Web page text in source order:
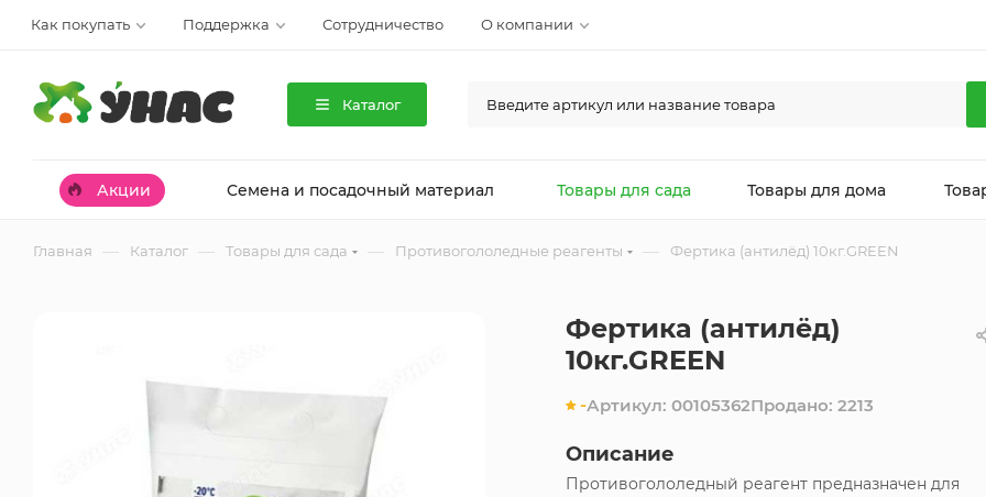
Как покупать Поддержка Сотрудничество О компании
Каталог
Акции Семена и посадочный материал Товары для сада Товары для дома
Главная — Каталог — Товары для сада — Противогололедные реагенты — Фертика (антилёд) 10кг.GREEN
Фертика (антилёд)
10кг.GREEN
-Артикул: 00105362Продано: 2213
Описание
Противогололедный реагент предназначен для